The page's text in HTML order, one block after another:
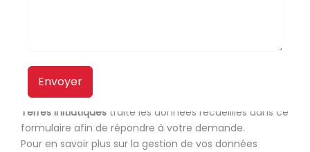
s
+
1
Envoyer
Terres initiatiques traite les données recueillies dans ce
formulaire afin de répondre à votre demande.
Pour en savoir plus sur la gestion de vos données